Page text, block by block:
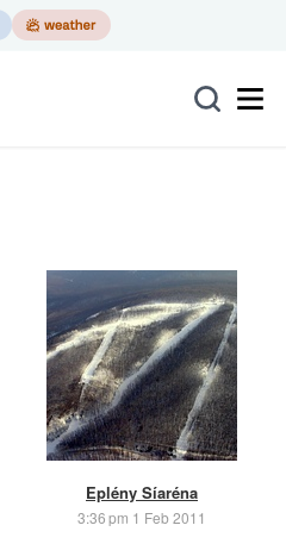
Eplény Síaréna
3:36 pm 1 Feb 2011